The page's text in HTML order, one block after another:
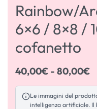
Rainbow/
6×6 / 8×8 /
cofanetto
40,00€ 80,00€
Le immagini del
intelligenza artificiale. Il